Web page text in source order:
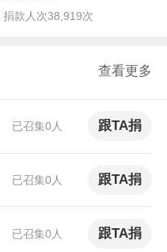
款人次38,919次
查看更多
已召集0人 跟TA捐
已召集0人 跟TA捐
已召集0人 跟TA捐